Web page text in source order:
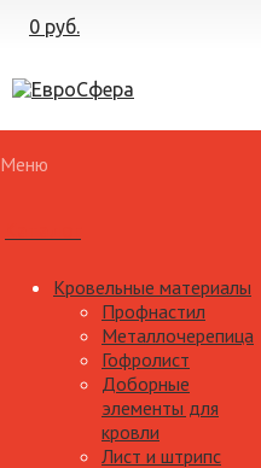
0 руб.
Меню
Кровельные материалы
Профнастил
Металлочерепица
Гофролист
Доборные
элементы для
кровли
Лист и штрипс